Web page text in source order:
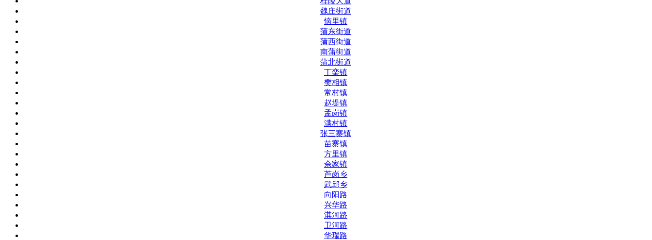
魏庄街道
恼里镇
蒲东街道
蒲西街道
南蒲街道
蒲北街道
丁栾镇
樊相镇
常村镇
赵堤镇
孟岗镇
满村镇
张三寨镇
苗寨镇
方里镇
佘家镇
芦岗乡
武邱乡
向阳路
兴华路
淇河路
卫河路
华瑞路